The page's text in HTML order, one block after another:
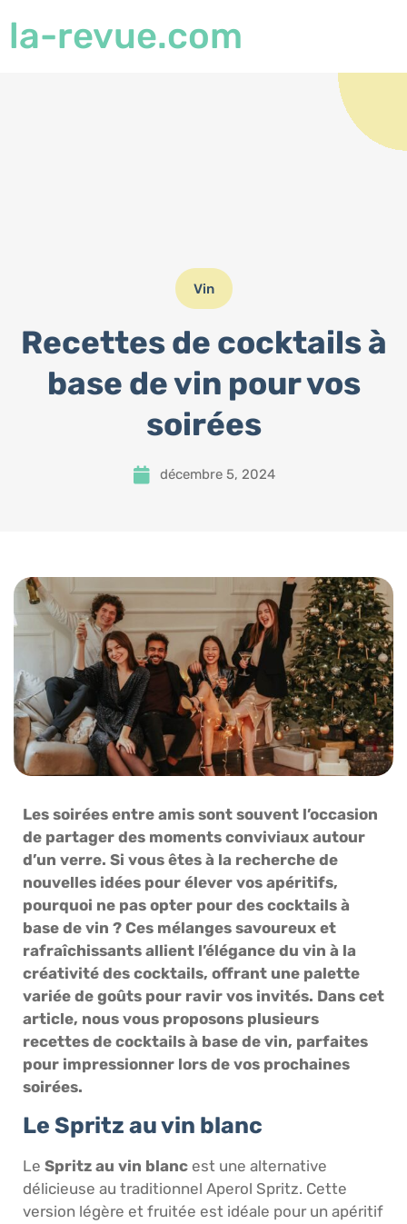
la-revue.com
Vin
Recettes de cocktails à
base de vin pour vos
soirées
décembre 5, 2024
Les soirées entre amis sont souvent l’occasion
de partager des moments conviviaux autour
d’un verre. Si vous êtes à la recherche de
nouvelles idées pour élever vos apéritifs,
pourquoi ne pas opter pour des cocktails à
base de vin ? Ces mélanges savoureux et
rafraîchissants allient l’élégance du vin à la
créativité des cocktails, offrant une palette
variée de goûts pour ravir vos invités. Dans cet
article, nous vous proposons plusieurs
recettes de cocktails à base de vin, parfaites
pour impressionner lors de vos prochaines
soirées.
Le Spritz au vin blanc
Le Spritz au vin blanc est une alternative
délicieuse au traditionnel Aperol Spritz. Cette
version légère et fruitée est idéale pour un apéritif